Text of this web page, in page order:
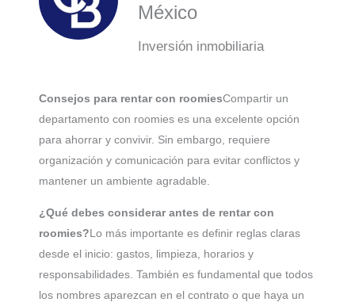
México
Inversión inmobiliaria
Consejos para rentar con roomiesCompartir un
departamento con roomies es una excelente opción
para ahorrar y convivir. Sin embargo, requiere
organización y comunicación para evitar conflictos y
mantener un ambiente agradable.
¿Qué debes considerar antes de rentar con
roomies?Lo más importante es definir reglas claras
desde el inicio: gastos, limpieza, horarios y
responsabilidades. También es fundamental que todos
los nombres aparezcan en el contrato o que haya un